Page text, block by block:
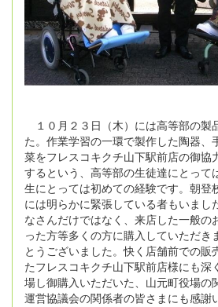
１０月２３日（木）には高等部の製
た。作業学習の一環で製作した陶器、
菜をフレスコキクチ山下駅前店の御協
するという、高等部の生徒達にとって
生にとっては初めての経験です。朝登
には明らかに緊張している者もいまし
なさんだけではなく、来店した一般の
った方等多くの方に購入していただき
とうございました。快く店舗前での販
たフレスコキクチ山下駅前店様にも深
場し御購入いただいた、山元町役場の
運営協議会の関係者の皆さまにも感謝